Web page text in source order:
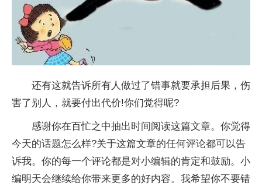
还有这就告诉所有人做过了错事就要承担后果，伤
害了别人，就要付出代价!你们觉得呢?
感谢你在百忙之中抽出时间阅读这篇文章。你觉得
今天的话题怎么样?关于这篇文章的任何评论都可以告
诉我。你的每一个评论都是对小编辑的肯定和鼓励。小
编明天会继续给你带来更多的好内容。我希望你不要错